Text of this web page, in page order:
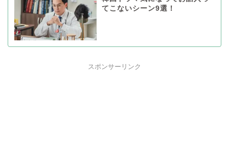
てこないシーン9選！
スポンサーリンク